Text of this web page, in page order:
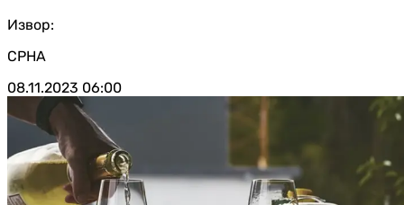
Извор:
СРНА
08.11.2023 06:00